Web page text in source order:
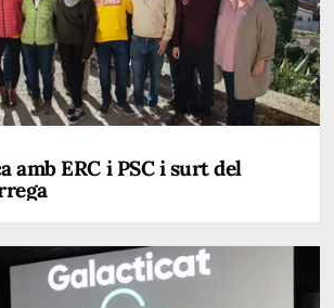
amb ERC i PSC i surt del